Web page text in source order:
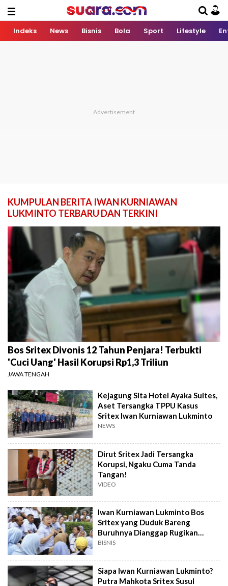
Indeks News Bisnis Bola Sport Lifestyle
KUMPULAN BERITA IWAN KURNIAWAN
LUKMINTO TERBARU DAN TERKINI
Bos Sritex Divonis 12 Tahun Penjara! Terbukti
'Cuci Uang' Hasil Korupsi Rp1,3 Triliun
JAWA TENGAH
Kejagung Sita Hotel Ayaka Suites,
Aset Tersangka TPPU Kasus
Sritex Iwan Kurniawan Lukminto
NEWS
Dirut Sritex Jadi Tersangka
Korupsi, Ngaku Cuma Tanda
Tangan!
VIDEO
Iwan Kurniawan Lukminto Bos
Sritex yang Duduk Bareng
Buruhnya Dianggap Rugikan
Negara Rp 1,08 T
BISNIS
Siapa Iwan Kurniawan Lukminto?
Putra Mahkota Sritex Susul